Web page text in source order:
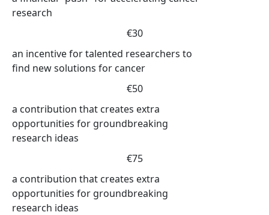
research
€30
an incentive for talented researchers to
find new solutions for cancer
€50
a contribution that creates extra
opportunities for groundbreaking
research ideas
€75
a contribution that creates extra
opportunities for groundbreaking
research ideas